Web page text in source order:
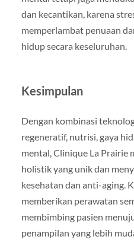
dan kecantikan, karena
memperlambat penuaan
hidup secara keseluruhan.
Kesimpulan
Dengan kombinasi
regeneratif, nutrisi, gaya
mental, Clinique La Prairie
holistik yang unik dan
kesehatan dan anti-aging.
memberikan perawatan
membimbing pasien
penampilan yang lebih